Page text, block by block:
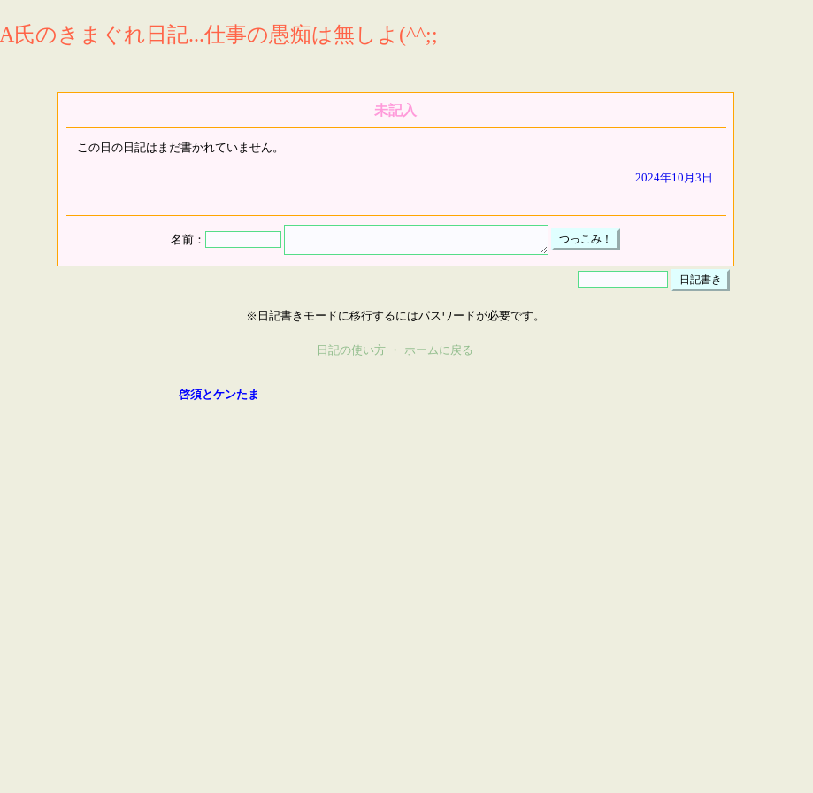
A氏のきまぐれ日記...仕事の愚痴は無しよ(^^;;
未記入
この日の日記はまだ書かれていません。
2024年10月3日
名前：
※日記書きモードに移行するにはパスワードが必要です。
日記の使い方 ・ ホームに戻る
啓須とケンたま